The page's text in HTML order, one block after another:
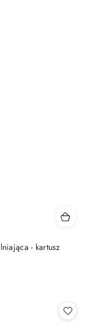
- kartusz